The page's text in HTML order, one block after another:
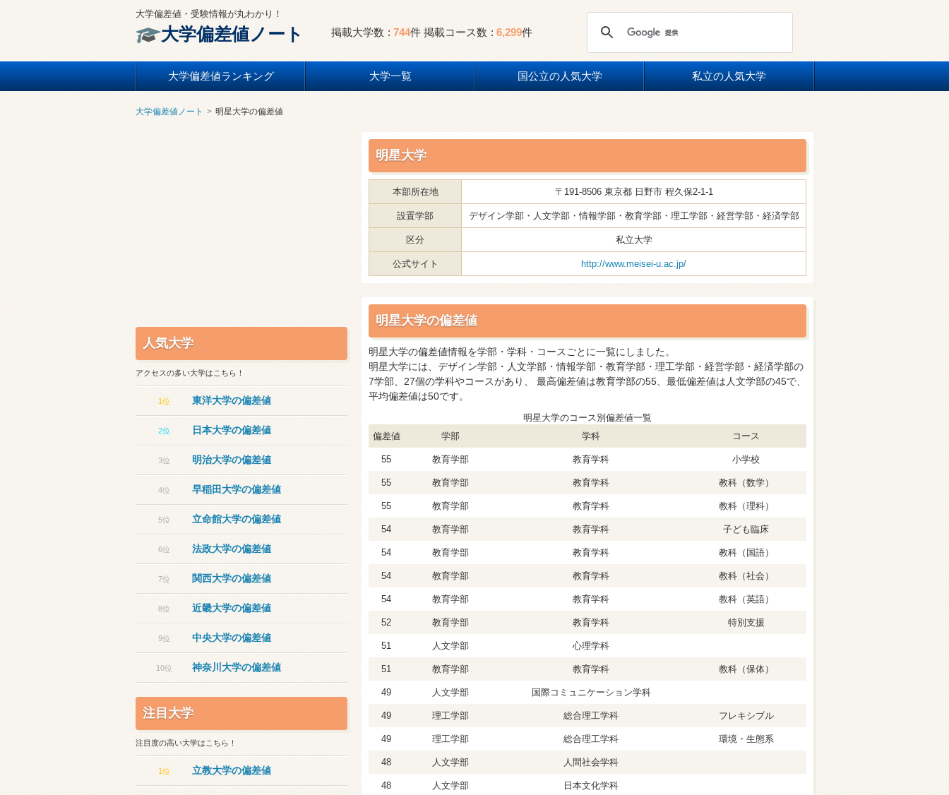
大学偏差値ノート
大学偏差値・受験情報が丸わかり！
掲載大学数 744件 掲載コース数 6,299件
大学偏差値ランキング 大学一覧 国公立の人気大学 私立の人気大学
大学偏差値ノート 明星大学の偏差値
明星大学
本部所在地 〒191-8506 東京都 日野市 程久保2-1-1
設置学部 デザイン学部・人文学部・情報学部・教育学部・理工学部・経営学部・経済学部
区分 私立大学
公式サイト http://www.meisei-u.ac.jp/
明星大学の偏差値
明星大学の偏差値情報を学部・学科・コースごとに一覧にしました。
明星大学には、デザイン学部・人文学部・情報学部・教育学部・理工学部・経営学部・経済学部の
7学部、27個の学科やコースがあり、 最高偏差値は教育学部の55、最低偏差値は人文学部の45で、
平均偏差値は50です。
明星大学のコース別偏差値一覧
偏差値
学部 学科 コース
55 教育学部 教育学科 小学校
55 教育学部 教育学科 教科（数学）
55 教育学部 教育学科 教科（理科）
54 教育学部 教育学科 子ども臨床
54 教育学部 教育学科 教科（国語）
54 教育学部 教育学科 教科（社会）
54 教育学部 教育学科 教科（英語）
52 教育学部 教育学科 特別支援
51 人文学部 心理学科
51 教育学部 教育学科 教科（保体）
49 人文学部 国際コミュニケーション学科
49 理工学部 総合理工学科 フレキシブル
49 理工学部 総合理工学科 環境・生態系
48 人文学部 人間社会学科
48 人文学部 日本文化学科
人気大学
アクセスの多い大学はこちら！
1位 東洋大学の偏差値
2位 日本大学の偏差値
3位 明治大学の偏差値
4位 早稲田大学の偏差値
5位 立命館大学の偏差値
6位 法政大学の偏差値
7位 関西大学の偏差値
8位 近畿大学の偏差値
9位 中央大学の偏差値
10位 神奈川大学の偏差値
注目大学
注目度の高い大学はこちら！
1位 立教大学の偏差値